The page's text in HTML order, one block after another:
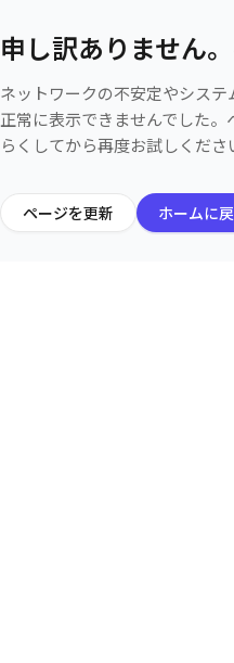
申し訳ありません
ネットワークの不安定やシス
正常に表示できませんでした
らくしてから再度お試しくださ
ページを更新 ホームに